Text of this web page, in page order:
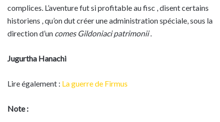
complices. L’aventure fut si profitable au fisc , disent certains
historiens , qu’on dut créer une administration spéciale, sous la
direction d’un comes Gildoniaci patrimonii.
Jugurtha Hanachi
Lire également : La guerre de Firmus
Note :